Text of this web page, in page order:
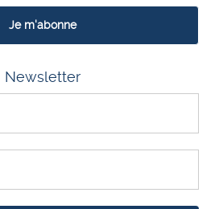
Je m'abonne
Newsletter